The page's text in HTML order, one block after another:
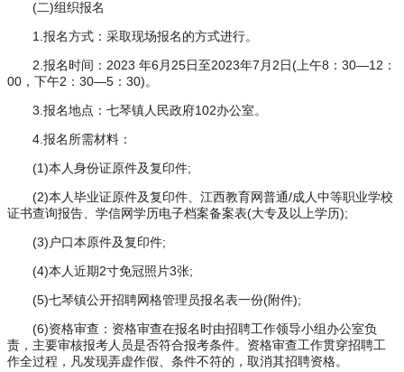
(二)组织报名
1.报名方式：采取现场报名的方式进行。
2.报名时间：2023 年6月25日至2023年7月2日(上午8：30—12：
00，下午2：30—5：30)。
3.报名地点：七琴镇人民政府102办公室。
4.报名所需材料：
(1)本人身份证原件及复印件;
(2)本人毕业证原件及复印件、江西教育网普通/成人中等职业学校
证书查询报告、学信网学历电子档案备案表(大专及以上学历);
(3)户口本原件及复印件;
(4)本人近期2寸免冠照片3张;
(5)七琴镇公开招聘网格管理员报名表一份(附件);
(6)资格审查：资格审查在报名时由招聘工作领导小组办公室负
责，主要审核报考人员是否符合报考条件。资格审查工作贯穿招聘工
作全过程，凡发现弄虚作假、条件不符的，取消其招聘资格。